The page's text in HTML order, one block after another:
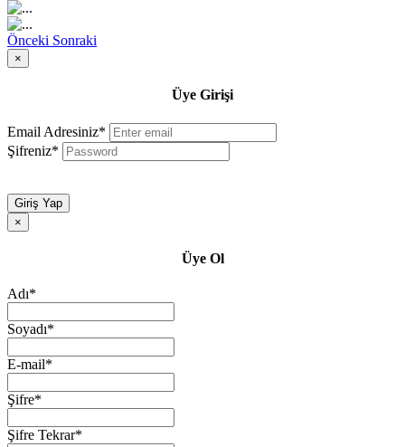
Önceki Sonraki
×
Üye Girişi
Email Adresiniz*
Şifreniz*
Giriş Yap
×
Üye Ol
Adı*
Soyadı*
E-mail*
Şifre*
Şifre Tekrar*